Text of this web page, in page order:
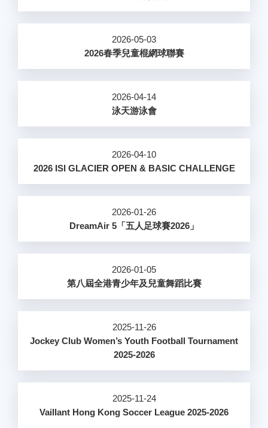
2026-05-03
2026春季兒童棍網球聯賽
2026-04-14
泳天游泳會
2026-04-10
2026 ISI GLACIER OPEN & BASIC CHALLENGE
2026-01-26
DreamAir 5「五人足球賽2026」
2026-01-05
第八屆全港青少年及兒童舞蹈比賽
2025-11-26
Jockey Club Women’s Youth Football Tournament
2025-2026
2025-11-24
Vaillant Hong Kong Soccer League 2025-2026